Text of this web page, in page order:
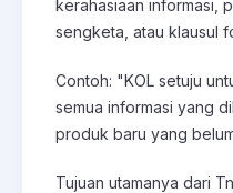
kerahasiaan informasi,
sengketa, atau klausul
Contoh: "KOL setuju
semua informasi yang
produk baru yang
Tujuan utamanya dari